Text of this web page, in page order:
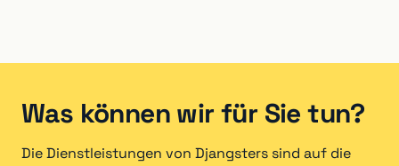
Was können wir für Sie tun?
Die Dienstleistungen von Djangsters sind auf die